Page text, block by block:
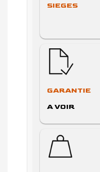
SIEGES
GARANTIE
A VOIR